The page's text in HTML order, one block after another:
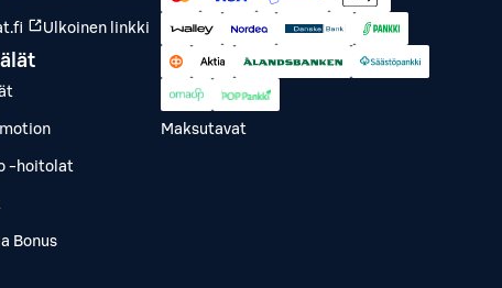
Ulkoinen linkki
-hoitolat
Bonus
Maksutavat